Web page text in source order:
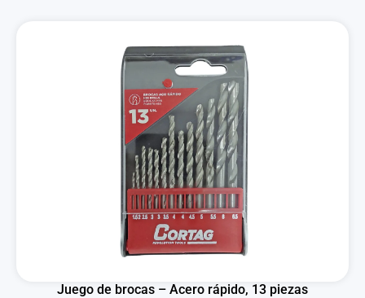
Juego de brocas – Acero rápido, 13 piezas